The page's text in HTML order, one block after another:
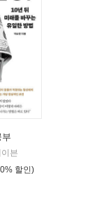
븐
할인)